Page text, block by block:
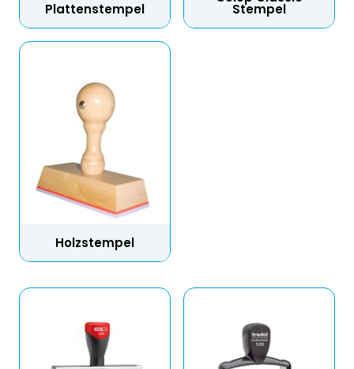
Plattenstempel Stempel
Holzstempel